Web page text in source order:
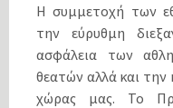
Η συμμετοχή των
την εύρυθμη
ασφάλεια των
θεατών αλλά και
χώρας μας. Το